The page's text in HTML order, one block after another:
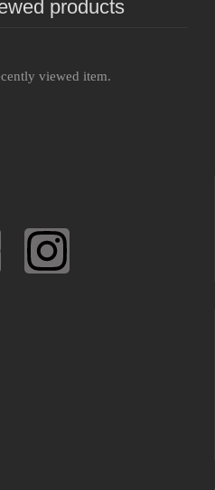
products
viewed item.